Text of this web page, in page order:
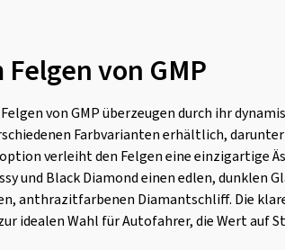
Felgen von GMP
von GMP überzeugen durch ihr
Farbvarianten erhältlich,
verleiht den Felgen eine einzigartige
und Black Diamond einen edlen, dunklen
anthrazitfarbenen Diamantschliff. Die
idealen Wahl für Autofahrer, die Wert auf